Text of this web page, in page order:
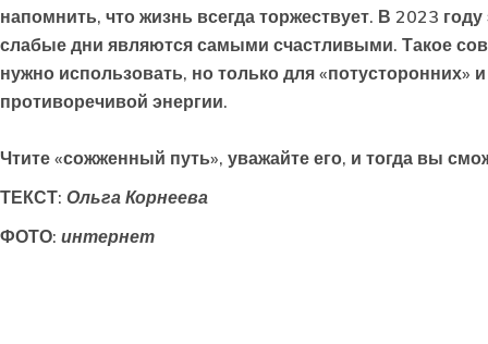
напомнить, что жизнь всегда торжествует. В 2023
слабые дни являются самыми счастливыми. Такое
нужно использовать, но только для «потусторонних»
противоречивой энергии.
Чтите «сожженный путь», уважайте его, и тогда вы
ТЕКСТ: Ольга Корнеева
ФОТО: интернет